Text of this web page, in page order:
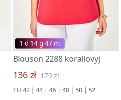
1 d 14 g 47 m
Blouson 2288 korallovyj
136 zł 179 zł
EU 42 | 44 | 46 | 48 | 50 | 52